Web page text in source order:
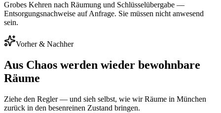
Grobes Kehren nach Räumung und Schlüsselübergabe —
Entsorgungsnachweise auf Anfrage. Sie müssen nicht anwesend
sein.
Vorher & Nachher
Aus Chaos werden wieder bewohnbare
Räume
Ziehe den Regler — und sieh selbst, wie wir Räume in München
zurück in den besenreinen Zustand bringen.